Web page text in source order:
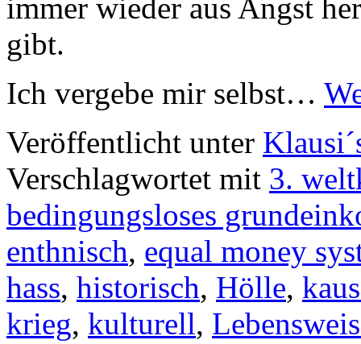
immer wieder aus Angst
gibt.
Ich vergebe mir selbst…
Veröffentlicht unter
Verschlagwortet mit 3.
bedingungsloses
enthnisch, equal money
hass, historisch, Hölle,
krieg, kulturell,